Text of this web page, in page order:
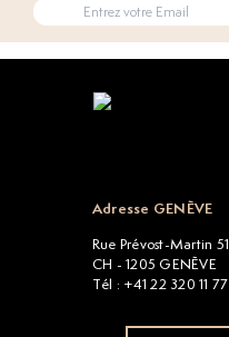
Adresse GENÈVE
Rue Prévost-Martin 51
CH - 1205 GENÈVE
Tél : +41 22 320 11 77